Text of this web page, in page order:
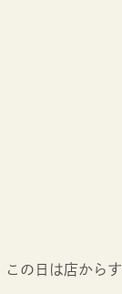
の日は店から